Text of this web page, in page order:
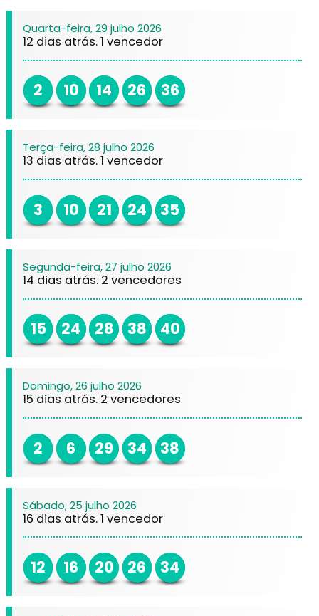
Quarta-feira, 29 julho 2026
12 dias atrás. 1 vencedor
2 10 14 26 36
Terça-feira, 28 julho 2026
13 dias atrás. 1 vencedor
3 10 21 24 35
Segunda-feira, 27 julho 2026
14 dias atrás. 2 vencedores
15 24 28 38 40
Domingo, 26 julho 2026
15 dias atrás. 2 vencedores
2 6 29 34 38
Sábado, 25 julho 2026
16 dias atrás. 1 vencedor
12 16 20 26 34